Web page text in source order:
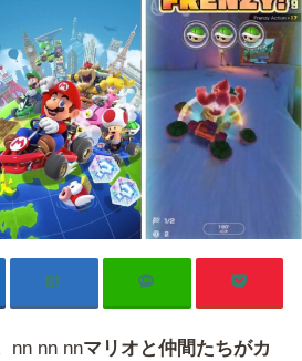
nn nn nnマリオと仲間たちがカ